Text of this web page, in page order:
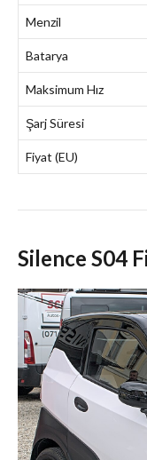
Menzil
Batarya
Maksimum Hız
Şarj Süresi
Fiyat (EU)
Silence S04